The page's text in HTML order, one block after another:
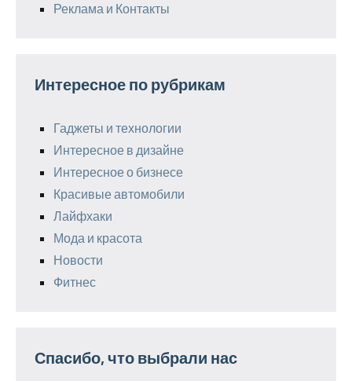
Реклама и Контакты
Интересное по рубрикам
Гаджеты и технологии
Интересное в дизайне
Интересное о бизнесе
Красивые автомобили
Лайфхаки
Мода и красота
Новости
Фитнес
Спасибо, что выбрали нас